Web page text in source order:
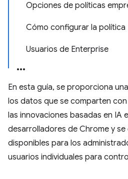
Opciones de políticas
Cómo configurar la política
Usuarios de Enterprise
En esta guía, se proporciona
los datos que se comparten
las innovaciones basadas en IA
desarrolladores de Chrome y
disponibles para los
usuarios individuales para